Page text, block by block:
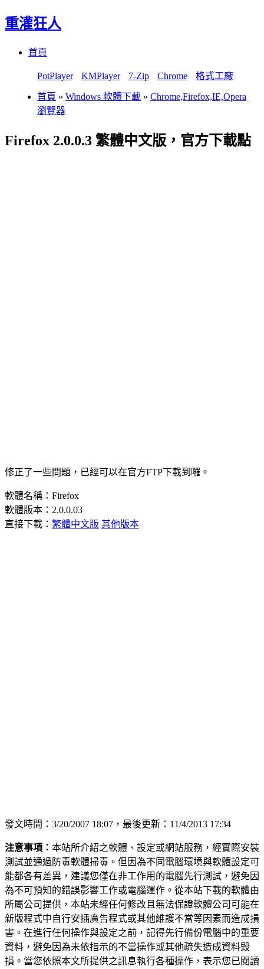
重灌狂人
首頁
PotPlayer KMPlayer 7-Zip Chrome 格式工廠
首頁 » Windows 軟體下載 » Chrome,Firefox,IE,Opera
瀏覽器
Firefox 2.0.0.3 繁體中文版，官方下載點
修正了一些問題，已經可以在官方FTP下載到囉。
軟體名稱：Firefox
軟體版本：2.0.0.03
直接下載： 繁體中文版 其他版本
發文時間：3/20/2007 18:07，最後更新：11/4/2013 17:34
注意事項： 本站所介紹之軟體、設定或網站服務，經實際安裝
測試並通過防毒軟體掃毒。但因為不同電腦環境與軟體設定可
能都各有差異，建議您僅在非工作用的電腦先行測試，避免因
為不可預知的錯誤影響工作或電腦運作。從本站下載的軟體由
所屬公司提供，本站未經任何修改且無法保證軟體公司可能在
新版程式中自行安插廣告程式或其他維護不當等因素而造成損
害。在進行任何操作與設定之前，記得先行備份電腦中的重要
資料，避免因為未依指示的不當操作或其他疏失造成資料毀
損。當您依照本文所提供之訊息執行各種操作，表示您已閱讀